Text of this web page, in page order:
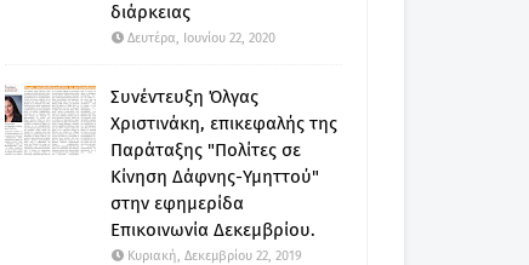
διάρκειας
Δευτέρα, Ιουνίου 22, 2020
Συνέντευξη Όλγας
Χριστινάκη, επικεφαλής της
Παράταξης "Πολίτες σε
Κίνηση Δάφνης-Υμηττού"
στην εφημερίδα
Επικοινωνία Δεκεμβρίου.
Κυριακή, Δεκεμβρίου 22, 2019